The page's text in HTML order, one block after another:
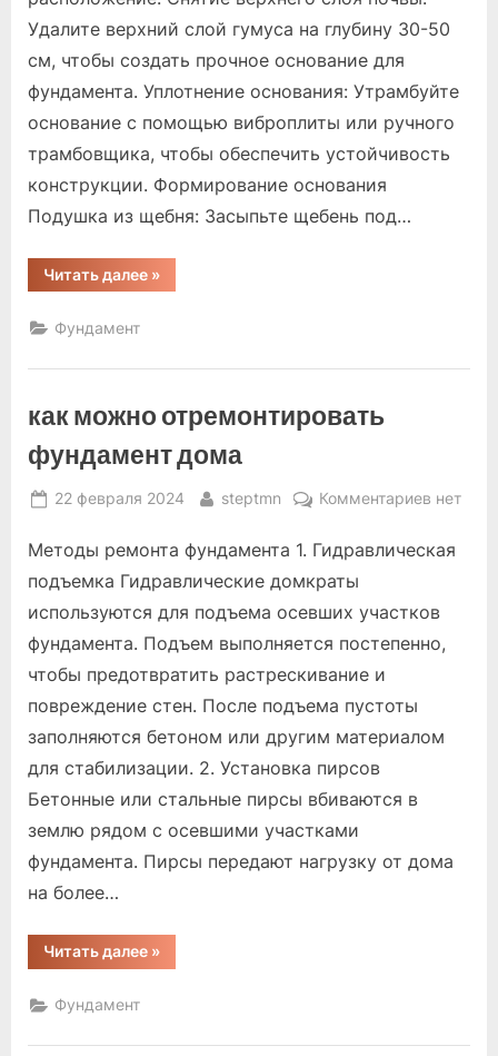
дома
Удалите верхний слой гумуса на глубину 30-50
см, чтобы создать прочное основание для
фундамента. Уплотнение основания: Утрамбуйте
основание с помощью виброплиты или ручного
трамбовщика, чтобы обеспечить устойчивость
конструкции. Формирование основания
Подушка из щебня: Засыпьте щебень под…
Читать далее“как
правильно
»
Фундамент
как можно отремонтировать
фундамент дома
Posted
22 февраля 2024 By
steptmn Комментариевк
как
дома
нет
Методы ремонта фундамента 1. Гидравлическая
подъемка Гидравлические домкраты
используются для подъема осевших участков
фундамента. Подъем выполняется постепенно,
чтобы предотвратить растрескивание и
повреждение стен. После подъема пустоты
заполняются бетоном или другим материалом
для стабилизации. 2. Установка пирсов
Бетонные или стальные пирсы вбиваются в
землю рядом с осевшими участками
фундамента. Пирсы передают нагрузку от дома
на более…
Читать далее“как
можно
»
Фундамент